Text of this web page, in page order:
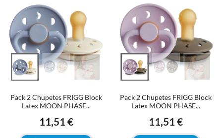
Pack 2 Chupetes FRIGG Block
Latex MOON PHASE...
Precio
11,51 €
Pack 2 Chupetes FRIGG Block
Latex MOON PHASE...
Precio
11,51 €